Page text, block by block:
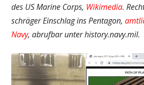
des US Marine Corps, Wikimedia.
schräger Einschlag ins Pentagon,
Navy, abrufbar unter history.navy.mil.